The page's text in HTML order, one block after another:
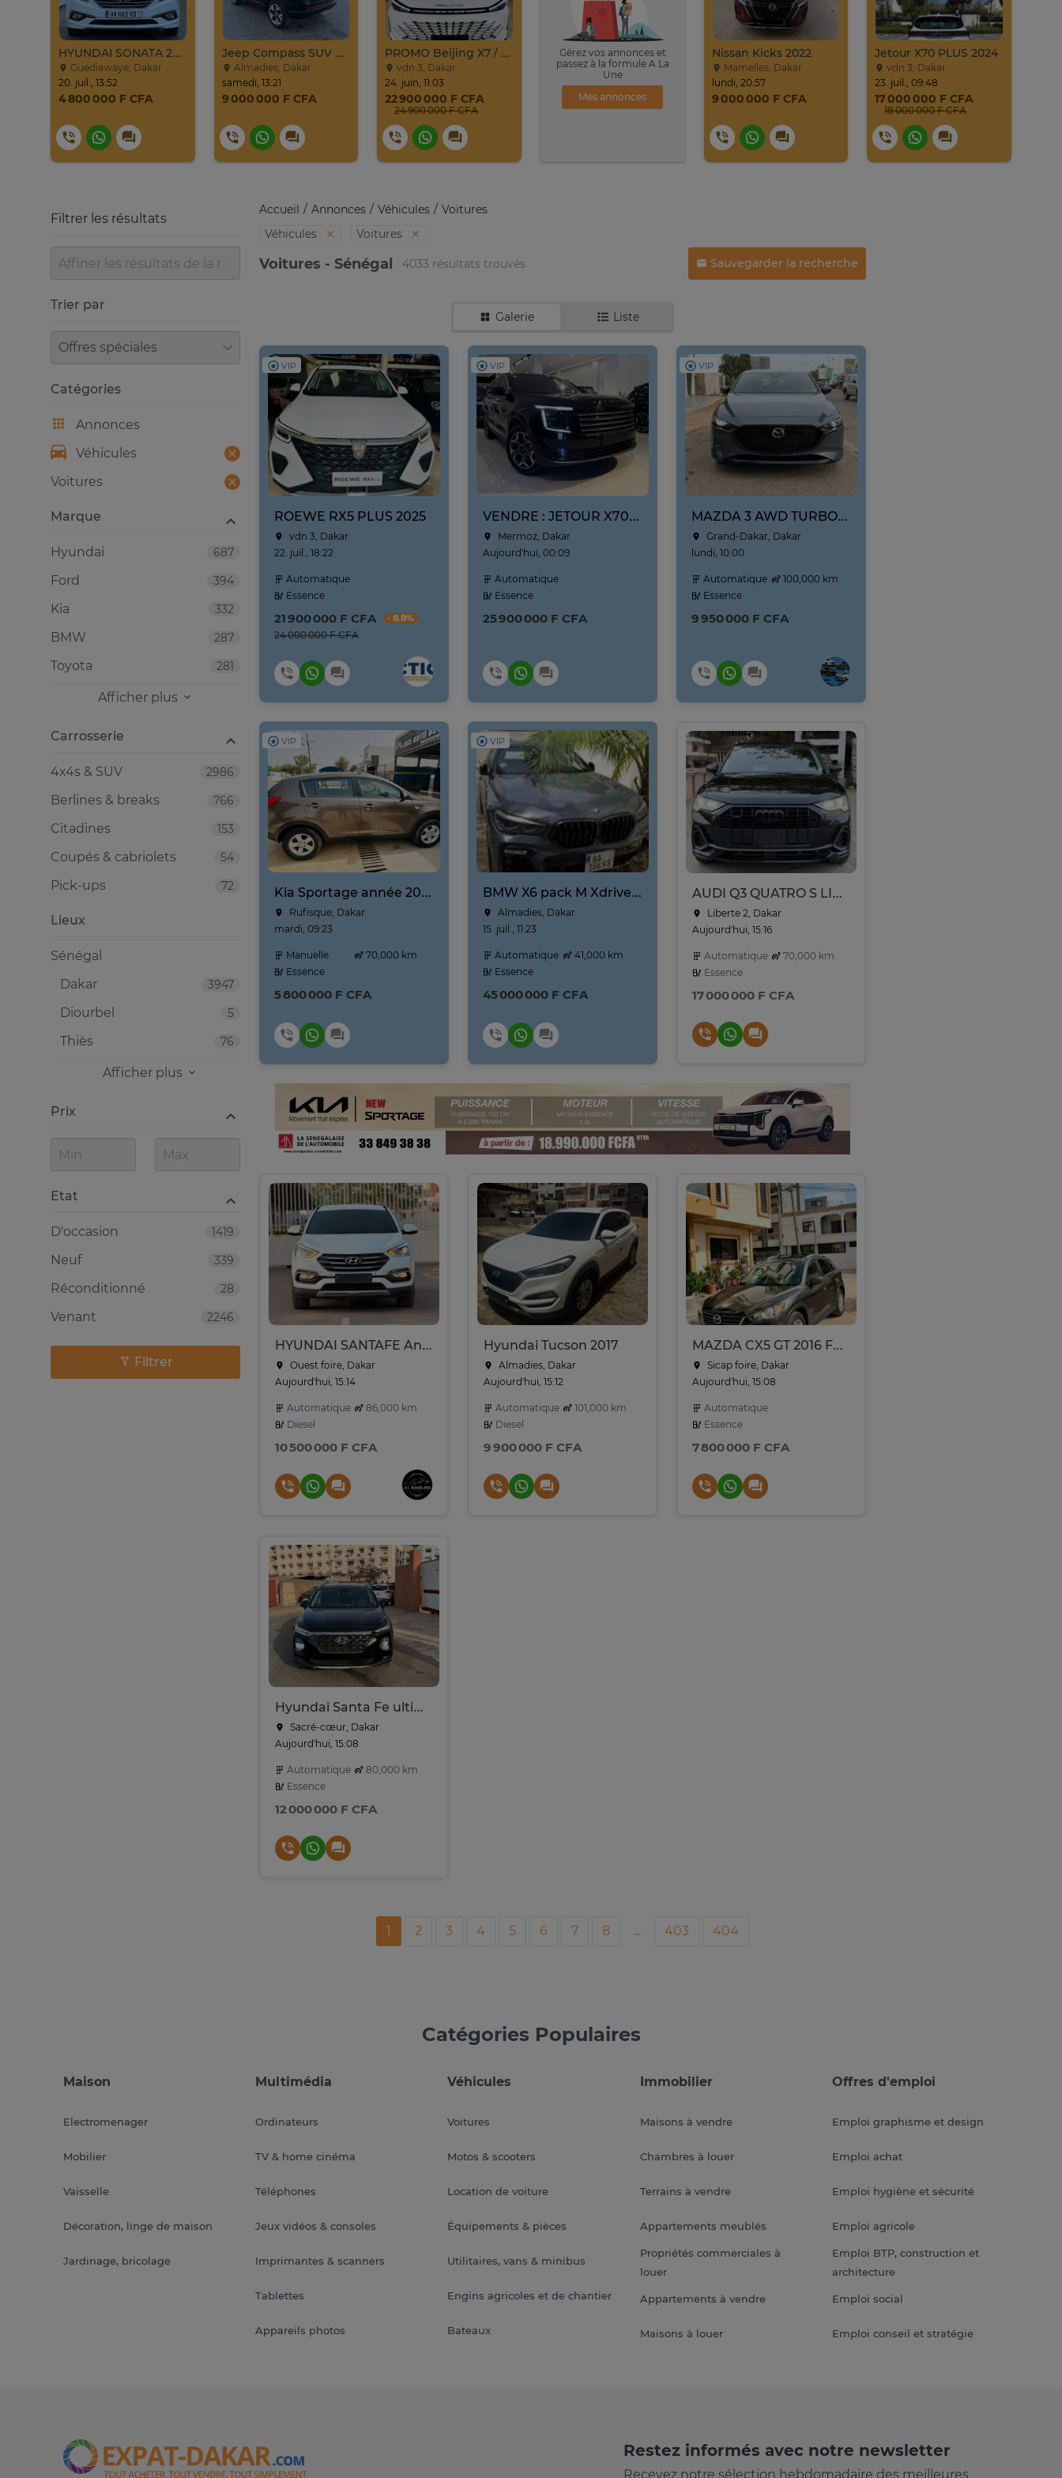
HYUNDAI SONATA 2016
Guediawaye, Dakar
20. juil., 13:52
4 800 000 F CFA
Jeep Compass SUV Noir Essence Automatique
Almadies, Dakar
samedi, 13:21
9 000 000 F CFA
PROMO Beijing X7 / 2025
vdn 3, Dakar
24. juin, 11:03
22 900 000 F CFA
24 900 000 F CFA
Gérez vos annonces et
passez à la formule A La
Une
Mes annonces
Nissan Kicks 2022
Mamelles, Dakar
lundi, 20:57
9 000 000 F CFA
Jetour X70 PLUS 2024
vdn 3, Dakar
23. juil., 09:48
17 000 000 F CFA
18 000 000 F CFA
Accueil Annonces Véhicules
Voitures
Véhicules
Voitures
Voitures - Sénégal 4033 résultats trouvés Sauvegarder la recherche
Galerie Liste
VIP
ROEWE RX5 PLUS 2025
vdn 3, Dakar
22. juil., 18:22
Automatique
Essence
21 900 000 F CFA - 8.8%
24 000 000 F CFA
VIP
VENDRE : JETOUR X70L NEUF NOUVEAU MODÈLE ANNE 2026
Mermoz, Dakar
Aujourd'hui, 00:09
Automatique
Essence
25 900 000 F CFA
VIP
MAZDA 3 AWD TURBO 2021
Grand-Dakar, Dakar
lundi, 10:00
Automatique
100,000 km
Essence
9 950 000 F CFA
VIP
Kia Sportage année 2025
Rufisque, Dakar
mardi, 09:23
Manuelle
70,000 km
Essence
5 800 000 F CFA
VIP
BMW X6 pack M Xdrive 40i Année 2021-2022 prix négociable
Almadies, Dakar
15. juil., 11:23
Automatique
41,000 km
Essence
45 000 000 F CFA
AUDI Q3 QUATRO S LINE 2021
Liberte 2, Dakar
Aujourd'hui, 15:16
Automatique
70,000 km
Essence
17 000 000 F CFA
HYUNDAI SANTAFE Année : 2017
Ouest foire, Dakar
Aujourd'hui, 15:14
Automatique
86,000 km
Diesel
10 500 000 F CFA
Hyundai Tucson 2017
Almadies, Dakar
Aujourd'hui, 15:12
Automatique
101,000 km
Diesel
9 900 000 F CFA
MAZDA CX5 GT 2016 Full Option
Sicap foire, Dakar
Aujourd'hui, 15:08
Automatique
Essence
7 800 000 F CFA
Hyundai Santa Fe ultimate
Sacré-cœur, Dakar
Aujourd'hui, 15:08
Automatique
80,000 km
Essence
12 000 000 F CFA
1 2 3 4 5 6 7 8 ... 403 404
Filtrer les résultats
Trier par
Trier par
Catégories
Annonces
Véhicules
Voitures
Lieux
Sénégal
3947
Dakar
5
Diourbel
76
Thiès
Afficher plus
Prix
Etat
1419
D'occasion
339
Neuf
28
Réconditionné
2246
Venant
Marque
687
Hyundai
394
Ford
332
Kia
287
BMW
281
Toyota
Afficher plus
Carrosserie
2986
4x4s & SUV
766
Berlines & breaks
153
Citadines
54
Coupés & cabriolets
72
Pick-ups
Filtrer
Catégories Populaires
Maison
Electromenager
Mobilier
Vaisselle
Décoration, linge de maison
Jardinage, bricolage
Multimédia
Ordinateurs
TV & home cinéma
Téléphones
Jeux vidéos & consoles
Imprimantes & scanners
Tablettes
Appareils photos
Véhicules
Voitures
Motos & scooters
Location de voiture
Équipements & pièces
Utilitaires, vans & minibus
Engins agricoles et de chantier
Bateaux
Immobilier
Maisons à vendre
Chambres à louer
Terrains à vendre
Appartements meublés
Propriétés commerciales à
louer
Appartements à vendre
Maisons à louer
Offres d'emploi
Emploi graphisme et design
Emploi achat
Emploi hygiène et sécurité
Emploi agricole
Emploi BTP, construction et
architecture
Emploi social
Emploi conseil et stratégie
Restez informés avec notre newsletter
Recevez notre sélection hebdomadaire des meilleures